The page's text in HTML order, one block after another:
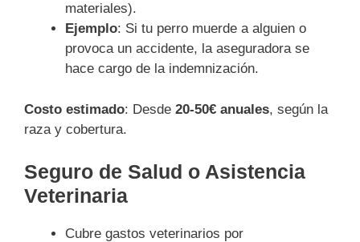
materiales).
Ejemplo: Si tu perro muerde a alguien o
provoca un accidente, la aseguradora se
hace cargo de la indemnización.
Costo estimado: Desde 20-50€ anuales, según la
raza y cobertura.
Seguro de Salud o Asistencia
Veterinaria
Cubre gastos veterinarios por